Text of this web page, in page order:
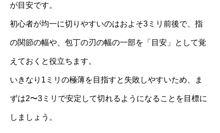
が目安です。
初心者が均一に切りやすいのはおよそ3ミリ前後で、指
の関節の幅や、包丁の刃の幅の一部を「目安」として覚
えておくと役立ちます。
いきなり1ミリの極薄を目指すと失敗しやすいため、ま
ずは2〜3ミリで安定して切れるようになることを目標に
しましょう。